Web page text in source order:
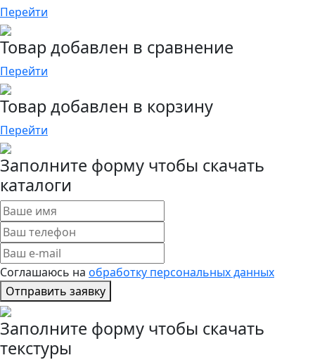
Перейти
Товар добавлен в сравнение
Перейти
Товар добавлен в корзину
Перейти
Заполните форму чтобы скачать
каталоги
Соглашаюсь на обработку персональных данных
Отправить заявку
Заполните форму чтобы скачать
текстуры